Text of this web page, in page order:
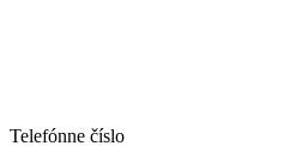
Telefónne číslo